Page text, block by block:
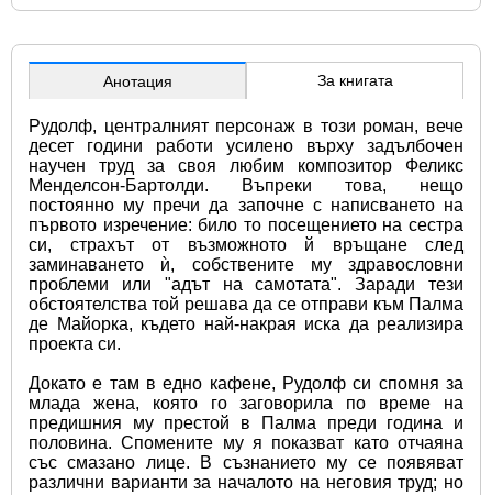
Анотация За книгата
Рудолф, централният персонаж в този роман, вече
десет години работи усилено върху задълбочен
научен труд за своя любим композитор Феликс
Менделсон-Бартолди. Въпреки това, нещо
постоянно му пречи да започне с написването на
първото изречение: било то посещението на сестра
си, страхът от възможното й връщане след
заминаването ѝ, собствените му здравословни
проблеми или "адът на самотата". Заради тези
обстоятелства той решава да се отправи към Палма
де Майорка, където най-накрая иска да реализира
проекта си.
Докато е там в едно кафене, Рудолф си спомня за
млада жена, която го заговорила по време на
предишния му престой в Палма преди година и
половина. Спомените му я показват като отчаяна
със смазано лице. В съзнанието му се появяват
различни варианти за началото на неговия труд; но